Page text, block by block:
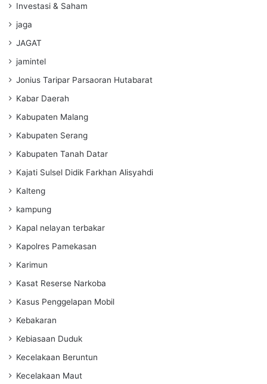
Investasi & Saham
jaga
JAGAT
jamintel
Jonius Taripar Parsaoran Hutabarat
Kabar Daerah
Kabupaten Malang
Kabupaten Serang
Kabupaten Tanah Datar
Kajati Sulsel Didik Farkhan Alisyahdi
Kalteng
kampung
Kapal nelayan terbakar
Kapolres Pamekasan
Karimun
Kasat Reserse Narkoba
Kasus Penggelapan Mobil
Kebakaran
Kebiasaan Duduk
Kecelakaan Beruntun
Kecelakaan Maut